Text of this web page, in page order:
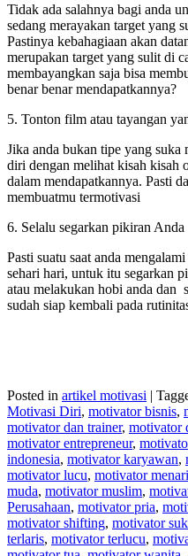
Tidak ada salahnya bagi anda
sedang merayakan target yang
Pastinya kebahagiaan akan
merupakan target yang sulit di
membayangkan saja bisa
benar benar mendapatkannya?
5. Tonton film atau tayangan
Jika anda bukan tipe yang suka
diri dengan melihat kisah kisah
dalam mendapatkannya. Pasti
membuatmu termotivasi
6. Selalu segarkan pikiran Anda
Pasti suatu saat anda
sehari hari, untuk itu segarkan
atau melakukan hobi anda dan
sudah siap kembali pada
Posted in artikel motivasi |
Motivasi Diri, motivator bisnis,
motivator dan trainer, motivator
motivator entrepreneur,
indonesia, motivator karyawan,
motivator lucu, motivator
muda, motivator muslim,
Perusahaan, motivator pria,
motivator shifting, motivator
terlaris, motivator terlucu,